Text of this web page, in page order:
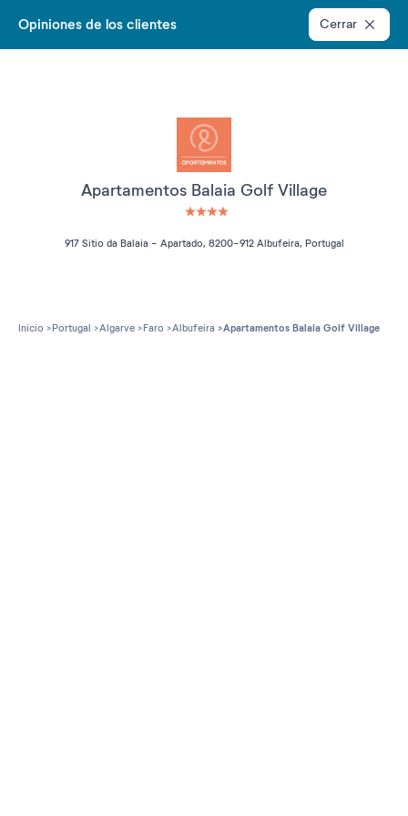
Opiniones de los clientes Cerrar
Apartamentos Balaia Golf Village
917 Sitio da Balaia - Apartado, 8200-912 Albufeira, Portugal
Inicio Portugal Algarve Faro Albufeira Apartamentos Balaia Golf Village